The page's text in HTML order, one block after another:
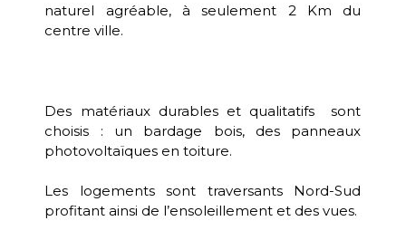
naturel agréable, à seulement 2 Km du
centre ville.
Des matériaux durables et qualitatifs sont
choisis : un bardage bois, des panneaux
photovoltaïques en toiture.
Les logements sont traversants Nord-Sud
profitant ainsi de l’ensoleillement et des vues.